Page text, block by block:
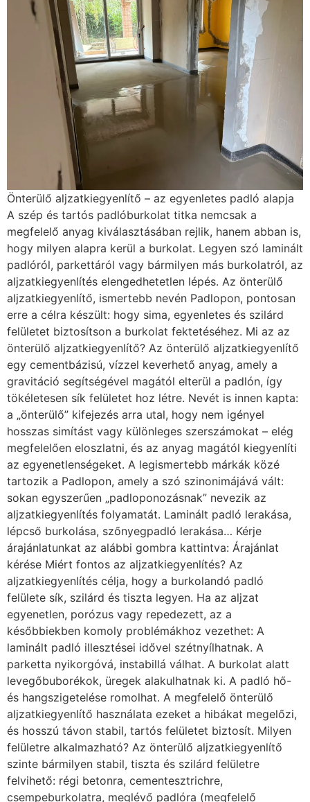
Önterülő aljzatkiegyenlítő – az egyenletes padló alapja
A szép és tartós padlóburkolat titka nemcsak a
megfelelő anyag kiválasztásában rejlik, hanem abban is,
hogy milyen alapra kerül a burkolat. Legyen szó laminált
padlóról, parkettáról vagy bármilyen más burkolatról, az
aljzatkiegyenlítés elengedhetetlen lépés. Az önterülő
aljzatkiegyenlítő, ismertebb nevén Padlopon, pontosan
erre a célra készült: hogy sima, egyenletes és szilárd
felületet biztosítson a burkolat fektetéséhez. Mi az az
önterülő aljzatkiegyenlítő? Az önterülő aljzatkiegyenlítő
egy cementbázisú, vízzel keverhető anyag, amely a
gravitáció segítségével magától elterül a padlón, így
tökéletesen sík felületet hoz létre. Nevét is innen kapta:
a „önterülő” kifejezés arra utal, hogy nem igényel
hosszas simítást vagy különleges szerszámokat – elég
megfelelően eloszlatni, és az anyag magától kiegyenlíti
az egyenetlenségeket. A legismertebb márkák közé
tartozik a Padlopon, amely a szó szinonimájává vált:
sokan egyszerűen „padloponozásnak” nevezik az
aljzatkiegyenlítés folyamatát. Laminált padló lerakása,
lépcső burkolása, szőnyegpadló lerakása… Kérje
árajánlatunkat az alábbi gombra kattintva: Árajánlat
kérése Miért fontos az aljzatkiegyenlítés? Az
aljzatkiegyenlítés célja, hogy a burkolandó padló
felülete sík, szilárd és tiszta legyen. Ha az aljzat
egyenetlen, porózus vagy repedezett, az a
későbbiekben komoly problémákhoz vezethet: A
laminált padló illesztései idővel szétnyílhatnak. A
parketta nyikorgóvá, instabillá válhat. A burkolat alatt
levegőbuborékok, üregek alakulhatnak ki. A padló hő-
és hangszigetelése romolhat. A megfelelő önterülő
aljzatkiegyenlítő használata ezeket a hibákat megelőzi,
és hosszú távon stabil, tartós felületet biztosít. Milyen
felületre alkalmazható? Az önterülő aljzatkiegyenlítő
szinte bármilyen stabil, tiszta és szilárd felületre
felvihető: régi betonra, cementesztrichre,
csempeburkolatra, meglévő padlóra (megfelelő